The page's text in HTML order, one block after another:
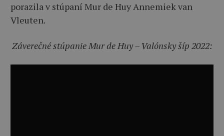
porazila v stúpaní Mur de Huy Annemiek van
Vleuten.
Záverečné stúpanie Mur de Huy – Valónsky šíp 2022: